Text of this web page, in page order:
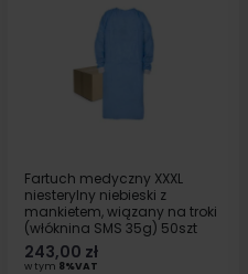
Fartuch medyczny XXXL
niesterylny niebieski z
mankietem, wiązany na troki
(włóknina SMS 35g) 50szt
243,00 zł
w tym 8%VAT